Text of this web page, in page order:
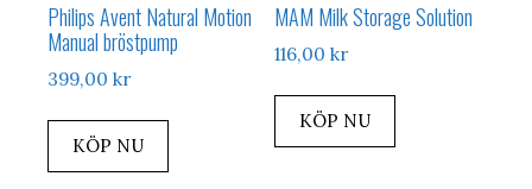
Philips Avent Natural Motion
Manual bröstpump
399,00 kr
KÖP NU
MAM Milk Storage Solution
116,00kr
KÖP NU